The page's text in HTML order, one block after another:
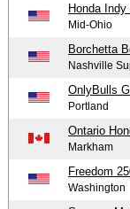
Honda
Mid-Ohio
Borchetta
Nashville
OnlyBulls
Portland
Ontario
Markham
Freedom
Washington